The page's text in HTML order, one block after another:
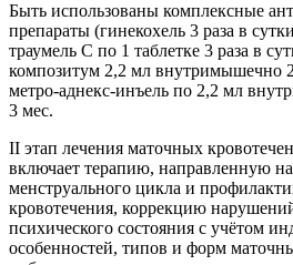
Быть использованы комплексные
препараты (гинекохель 3 раза в
траумель С по 1 таблетке 3 раза в
композитум 2,2 мл внутримышечно
метро-аднекс-инъель по 2,2 мл
3 мес.
II этап лечения маточных
включает терапию, направленную
менструального цикла и
кровотечения, коррекцию
психического состояния с учётом
особенностей, типов и форм